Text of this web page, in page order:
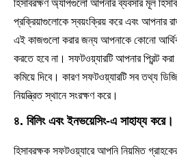
হিসাবরক্ষণ অ্যাপগুলো আপনার ব্যবসার মূল
প্রক্রিয়াগুলোকে স্বয়ংক্রিয় করে এবং আপনার
এই কাজগুলো করার জন্য আপনাকে কোনো আর্থিক
করতে হবে না। সফটওয়্যারটি আপনার প্রিন্ট
কমিয়ে দিবে। কারণ সফটওয়্যারটি সব তথ্য
নিয়ন্ত্রিত স্থানে সংরক্ষণ করে।
৪. বিলিং এবং ইনভয়েসিং-এ সাহায্য করে।
হিসাবরক্ষক সফটওয়্যারে আপনি নিয়মিত